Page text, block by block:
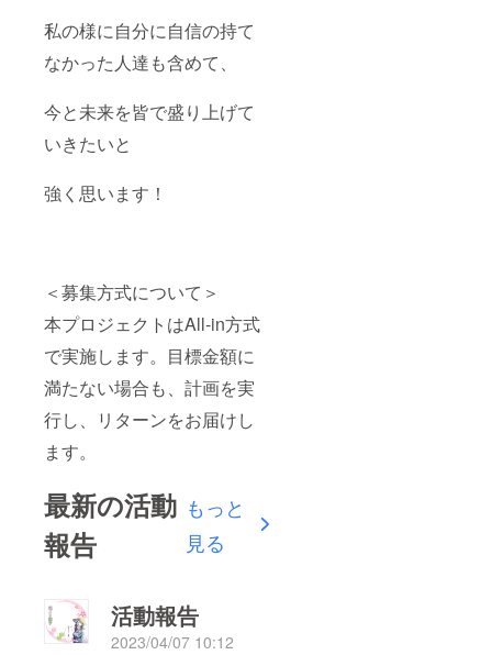
私の様に自分に自信の持て
なかった人達も含めて、
今と未来を皆で盛り上げて
いきたいと
強く思います！
＜募集方式について＞
本プロジェクトはAll-in方式
で実施します。目標金額に
満たない場合も、計画を実
行し、リターンをお届けし
ます。
最新の活動
報告
もっと
見る
活動報告
2023/04/07 10:12